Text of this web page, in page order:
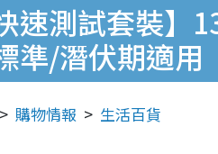
快速測試套裝
準/潛伏期適用
購物情報 生活百貨